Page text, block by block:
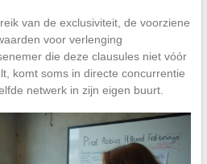
van de exclusiviteit, de voorziene
voor verlenging
die deze clausules niet vóór
komt soms in directe concurrentie
netwerk in zijn eigen buurt.